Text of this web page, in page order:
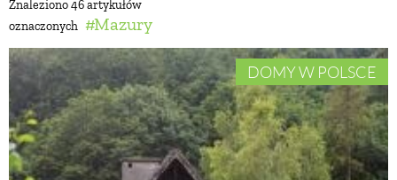
Znaleziono 46 artykułów
oznaczonych
Mazury
DOMY W POLSCE
BUDUJEMY DOM
OGRÓD
WARZYWA I OWOCE